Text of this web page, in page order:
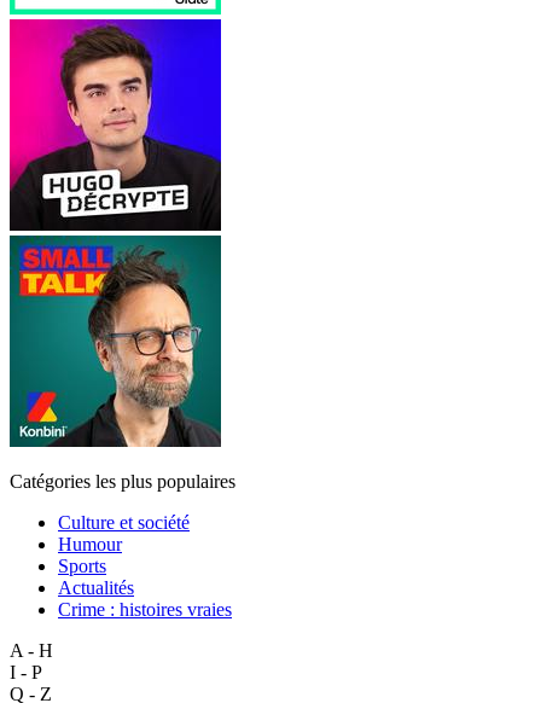
Catégories les plus populaires
Culture et société
Humour
Sports
Actualités
Crime : histoires vraies
A - H
I - P
Q - Z